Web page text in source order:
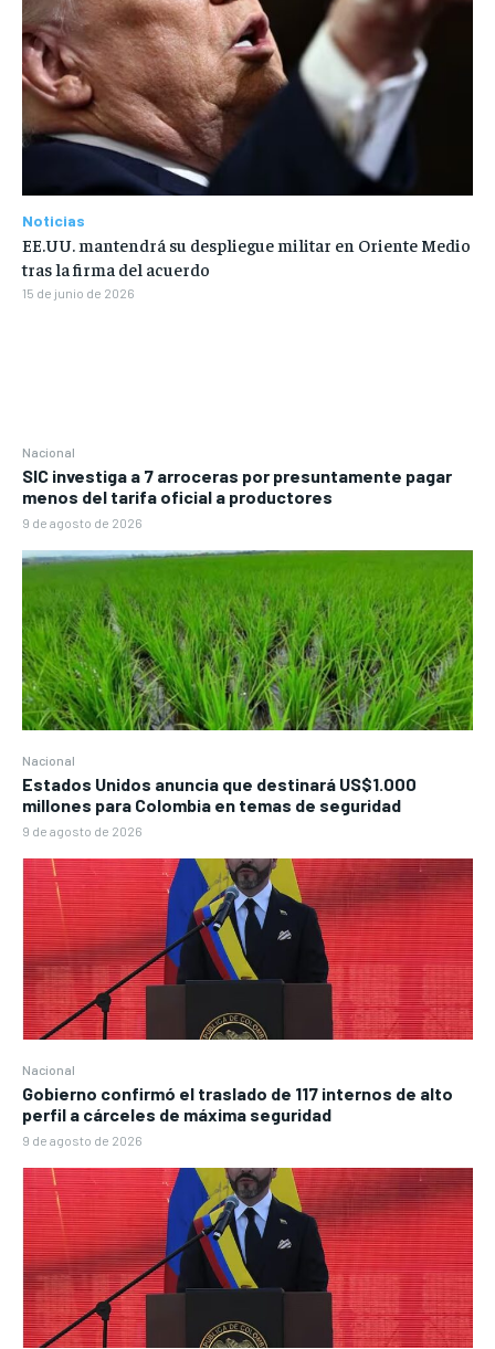
Nacional
SIC investiga a 7 arroceras por presuntamente pagar
menos del tarifa oficial a productores
9 de agosto de 2026
Nacional
Estados Unidos anuncia que destinará US$1.000
millones para Colombia en temas de seguridad
9 de agosto de 2026
Nacional
Gobierno confirmó el traslado de 117 internos de alto
perfil a cárceles de máxima seguridad
9 de agosto de 2026
Noticias
EE.UU. mantendrá su despliegue militar en Oriente Medio
tras la firma del acuerdo
15 de junio de 2026